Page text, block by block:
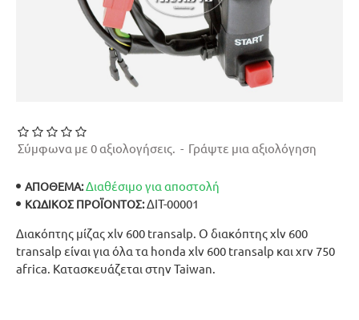
Διακόπτης μίζας xlv 600 transalp. Ο διακόπτης xlv 600
transalp είναι για όλα τα honda xlv 600 transalp και xrv 750
africa. Κατασκευάζεται στην Taiwan.
ΑΠΟΘΕΜΑ:Διαθέσιμο για αποστολή
ΚΩΔΙΚΌΣ ΠΡΟΪΌΝΤΟΣ:ΔΙΤ-00001
Σύμφωνα με 0 αξιολογήσεις. - Γράψτε μια αξιολόγηση